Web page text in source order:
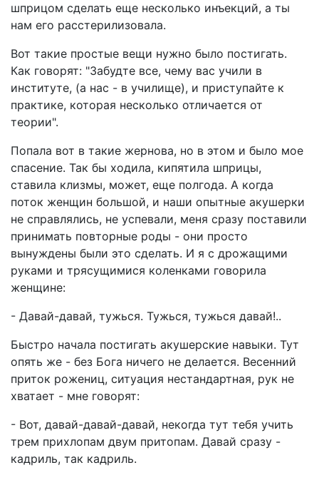
шприцом сделать еще несколько инъекций, а ты
нам его расстерилизовала.
Вот такие простые вещи нужно было постигать.
Как говорят: "Забудте все, чему вас учили в
институте, (а нас - в училище), и приступайте к
практике, которая несколько отличается от
теории".
Попала вот в такие жернова, но в этом и было мое
спасение. Так бы ходила, кипятила шприцы,
ставила клизмы, может, еще полгода. А когда
поток женщин большой, и наши опытные акушерки
не справлялись, не успевали, меня сразу поставили
принимать повторные роды - они просто
вынуждены были это сделать. И я с дрожащими
руками и трясущимися коленками говорила
женщине:
- Давай-давай, тужься. Тужься, тужься давай!..
Быстро начала постигать акушерские навыки. Тут
опять же - без Бога ничего не делается. Весенний
приток рожениц, ситуация нестандартная, рук не
хватает - мне говорят:
- Вот, давай-давай-давай, некогда тут тебя учить
трем прихлопам двум притопам. Давай сразу -
кадриль, так кадриль.